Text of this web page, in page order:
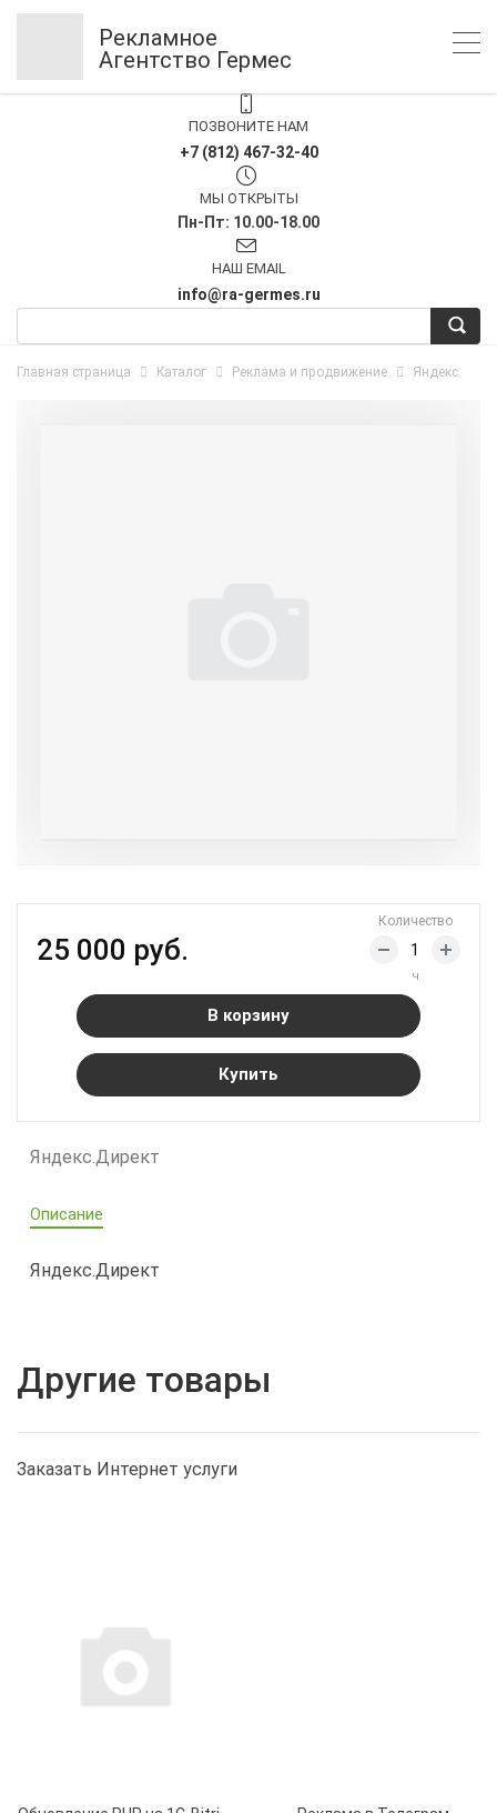
Рекламное
Агентство Гермес
ПОЗВОНИТЕ НАМ
+7 (812) 467-32-40
МЫ ОТКРЫТЫ
Пн-Пт: 10.00-18.00
НАШ EMAIL
info@ra-germes.ru
Главная страница Каталог Реклама и продвижение Яндекс
25 000 руб.
Количество
ч
В корзину
Купить
Яндекс.Директ
Описание
Яндекс.Директ
Другие товары
Заказать Интернет услуги